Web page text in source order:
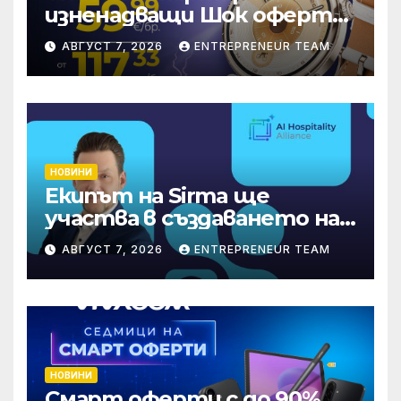
изненадващи Шок оферти
през август онлайн
АВГУСТ 7, 2026 ENTREPRENEUR TEAM
НОВИНИ
Екипът на Sirma ще
участва в създаването на
международните
стандарти за навлизане на
изкуствен интелект в
хотелиерството
АВГУСТ 7, 2026 ENTREPRENEUR TEAM
НОВИНИ